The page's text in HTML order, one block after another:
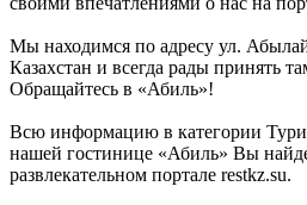
Мы находимся по адресу ул.
Казахстан и всегда рады принять
Обращайтесь в «Абиль»!
Всю информацию в категории
нашей гостинице «Абиль» Вы
развлекательном портале restkz.su.